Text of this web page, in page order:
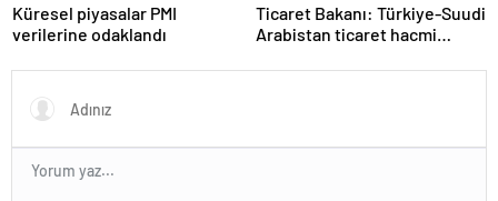
Küresel piyasalar PMI
verilerine odaklandı
Ticaret Bakanı: Türkiye-Suudi
Arabistan ticaret hacmi